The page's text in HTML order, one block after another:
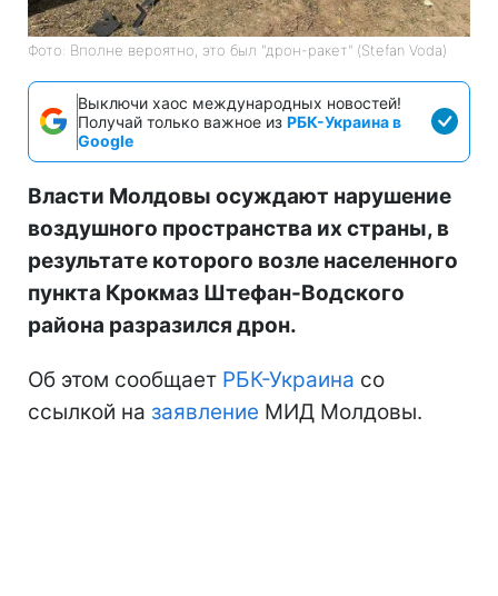
Фото: Вполне вероятно, это был "дрон-ракет" (Stefan Voda)
Выключи хаос международных новостей!
Получай только важное из РБК-Украина в
Google
Власти Молдовы осуждают нарушение
воздушного пространства их страны, в
результате которого возле населенного
пункта Крокмаз Штефан-Водского
района разразился дрон.
Об этом сообщает РБК-Украина со
ссылкой на заявление МИД Молдовы.